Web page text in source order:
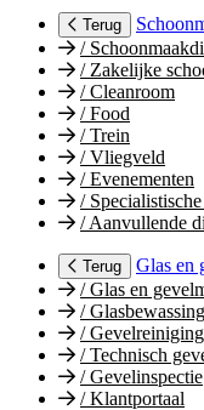
Terug
/
/Zakelijke
/Cleanroom
/Food
/Trein
/Vliegveld
/Evenementen
/
/Aanvullende
Terug
Glas en
/Glas en
/Glasbewassing
/Gevelreiniging
/Technisch
/Gevelinspectie
/Klantportaal